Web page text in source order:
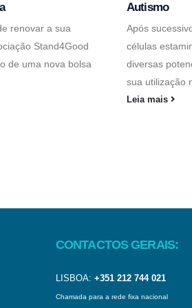
renovar a sua
Stand4Good
de uma nova bolsa
Autismo
Após
células
diversas
sua utilização
Leia mais
CONTACTOS GERAIS:
LISBOA: +351 212 744 021
Chamada para a rede fixa nacional